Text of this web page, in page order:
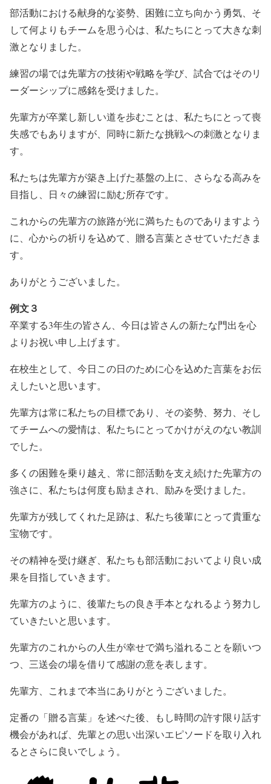
部活動における献身的な姿勢、困難に立ち向かう勇気、そ
して何よりもチームを思う心は、私たちにとって大きな刺
激となりました。
練習の場では先輩方の技術や戦略を学び、試合ではそのリ
ーダーシップに感銘を受けました。
先輩方が卒業し新しい道を歩むことは、私たちにとって喪
失感でもありますが、同時に新たな挑戦への刺激となりま
す。
私たちは先輩方が築き上げた基盤の上に、さらなる高みを
目指し、日々の練習に励む所存です。
これからの先輩方の旅路が光に満ちたものでありますよう
に、心からの祈りを込めて、贈る言葉とさせていただきま
す。
ありがとうございました。
例文３
卒業する3年生の皆さん、今日は皆さんの新たな門出を心
よりお祝い申し上げます。
在校生として、今日この日のために心を込めた言葉をお伝
えしたいと思います。
先輩方は常に私たちの目標であり、その姿勢、努力、そし
てチームへの愛情は、私たちにとってかけがえのない教訓
でした。
多くの困難を乗り越え、常に部活動を支え続けた先輩方の
強さに、私たちは何度も励まされ、励みを受けました。
先輩方が残してくれた足跡は、私たち後輩にとって貴重な
宝物です。
その精神を受け継ぎ、私たちも部活動においてより良い成
果を目指していきます。
先輩方のように、後輩たちの良き手本となれるよう努力し
ていきたいと思います。
先輩方のこれからの人生が幸せで満ち溢れることを願いつ
つ、三送会の場を借りて感謝の意を表します。
先輩方、これまで本当にありがとうございました。
定番の「贈る言葉」を述べた後、もし時間の許す限り話す
機会があれば、先輩との思い出深いエピソードを取り入れ
るとさらに良いでしょう。